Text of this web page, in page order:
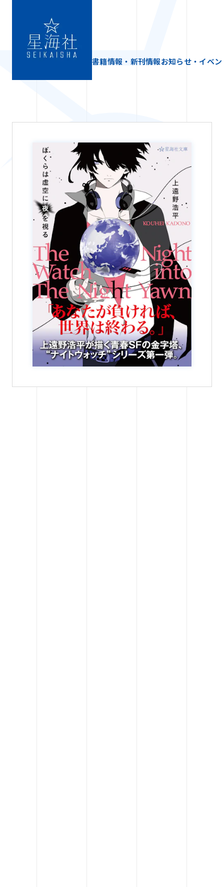
書籍情報・新刊情報お知らせ・イベン